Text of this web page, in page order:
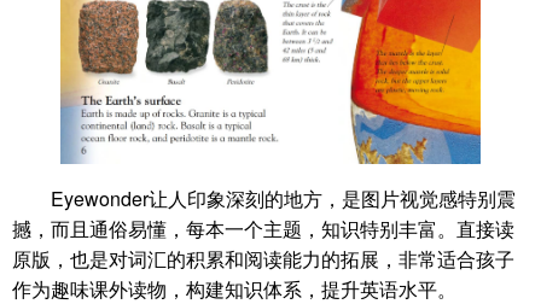
Eyewonder让人印象深刻的地方，是图片视觉感特别震
撼，而且通俗易懂，每本一个主题，知识特别丰富。直接读
原版，也是对词汇的积累和阅读能力的拓展，非常适合孩子
作为趣味课外读物，构建知识体系，提升英语水平。